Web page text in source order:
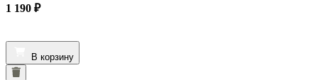
1 190 ₽
В корзину